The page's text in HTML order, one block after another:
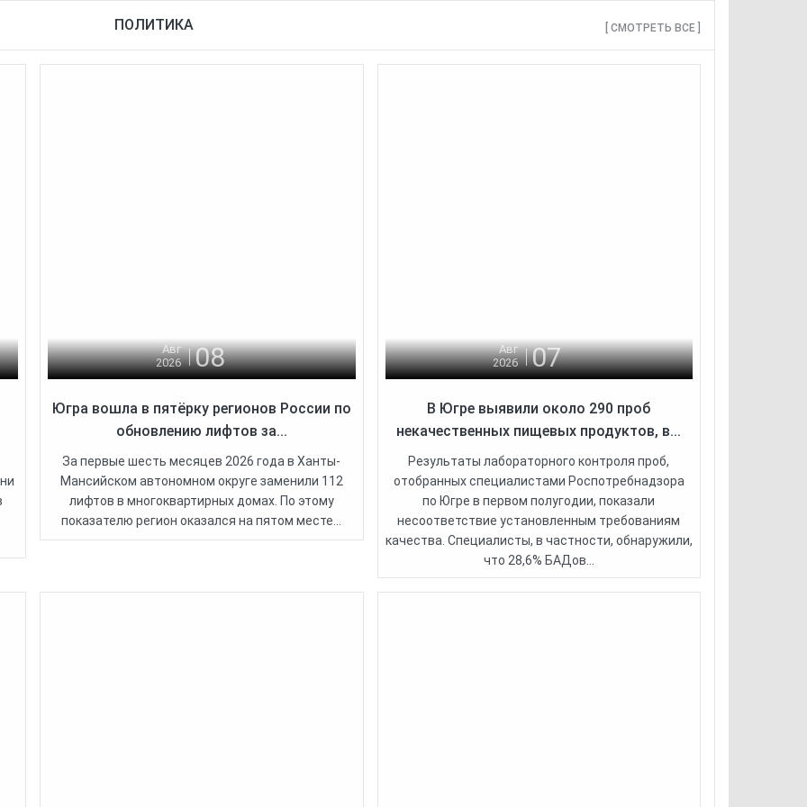
ПОЛИТИКА [ СМОТРЕТЬ ВСЕ ]
Авг
2026
08
Югра вошла в пятёрку регионов России по
обновлению лифтов за...
За первые шесть месяцев 2026 года в Ханты-
Мансийском автономном округе заменили 112
лифтов в многоквартирных домах. По этому
показателю регион оказался на пятом месте...
Авг
2026
07
В Югре выявили около 290 проб
некачественных пищевых продуктов, в...
Результаты лабораторного контроля проб,
отобранных специалистами Роспотребнадзора
по Югре в первом полугодии, показали
несоответствие установленным требованиям
качества. Специалисты, в частности, обнаружили,
что 28,6% БАДов...